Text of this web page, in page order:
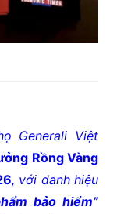
Generali Việt
Rồng Vàng
, với danh hiệu
bảo hiểm”